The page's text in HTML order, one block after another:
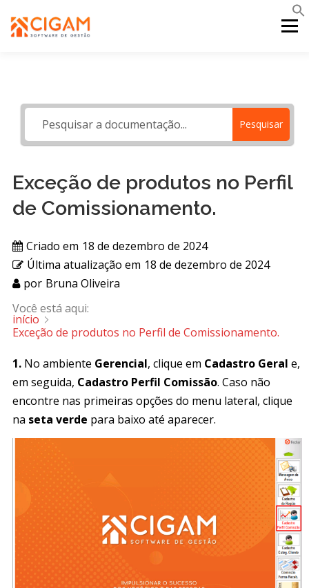
para
Menu
PORTAL WEB MOBILE SUPORTE Pesquisar
Exceção de produtos no Perfil
de Comissionamento.
Criado em 18 de dezembro de 2024
Última atualização em 18 de dezembro de 2024
por Bruna Oliveira
Você está aqui:
início
Exceção de produtos no Perfil de Comissionamento.
1. No ambiente Gerencial, clique em Cadastro Geral e,
em seguida, Cadastro Perfil Comissão. Caso não
encontre nas primeiras opções do menu lateral, clique
na seta verde para baixo até aparecer.